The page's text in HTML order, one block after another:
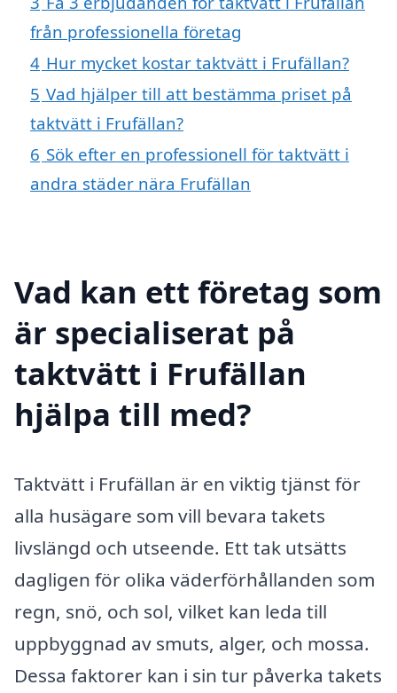
från professionella företag
4 Hur mycket kostar taktvätt i Frufällan?
5 Vad hjälper till att bestämma priset på
taktvätt i Frufällan?
6 Sök efter en professionell för taktvätt i
andra städer nära Frufällan
Vad kan ett företag som
är specialiserat på
taktvätt i Frufällan
hjälpa till med?
Taktvätt i Frufällan är en viktig tjänst för
alla husägare som vill bevara takets
livslängd och utseende. Ett tak utsätts
dagligen för olika väderförhållanden som
regn, snö, och sol, vilket kan leda till
uppbyggnad av smuts, alger, och mossa.
Dessa faktorer kan i sin tur påverka takets